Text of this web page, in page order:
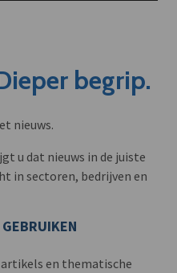
begrip.
nieuws.
u dat nieuws in de juiste
in sectoren, bedrijven en
en thematische